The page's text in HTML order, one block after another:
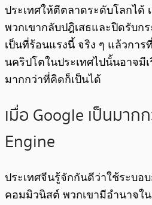
ประเทศให้ตีตลาดระดับโลกได้
พวกเขากลับปฎิเสธและปิดรับก
เป็นที่ร้อนแรงนี้ จริง ๆ แล้วกา
นคริปโตในประเทศไปนั้นอาจมีเ
มากกว่าที่คิดก็เป็นได้
เมื่อ Google เป็นมาก
Engine
ประเทศจีนรู้จักกันดีว่าใช้ระบอ
คอมมิวนิสต์ พวกเขามีอำนาจใ